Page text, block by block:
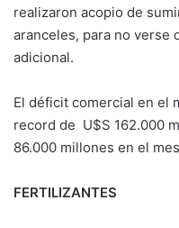
realizaron acopio de
aranceles, para no verse
adicional.
El déficit comercial en el
record de U$S 162.000
86.000 millones en el
FERTILIZANTES